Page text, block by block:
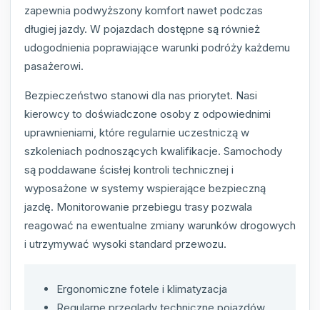
zapewnia podwyższony komfort nawet podczas
długiej jazdy. W pojazdach dostępne są również
udogodnienia poprawiające warunki podróży każdemu
pasażerowi.
Bezpieczeństwo stanowi dla nas priorytet. Nasi
kierowcy to doświadczone osoby z odpowiednimi
uprawnieniami, które regularnie uczestniczą w
szkoleniach podnoszących kwalifikacje. Samochody
są poddawane ścisłej kontroli technicznej i
wyposażone w systemy wspierające bezpieczną
jazdę. Monitorowanie przebiegu trasy pozwala
reagować na ewentualne zmiany warunków drogowych
i utrzymywać wysoki standard przewozu.
Ergonomiczne fotele i klimatyzacja